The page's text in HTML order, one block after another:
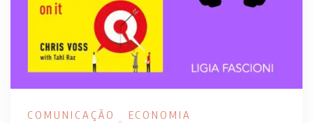
COMUNICAÇÃO
ECONOMIA